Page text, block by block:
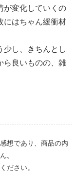
が変化していくの
にはちゃん緩衝材
少し、きちんとし
ら良いものの、雑
想であり、商品の内
。
ださい。